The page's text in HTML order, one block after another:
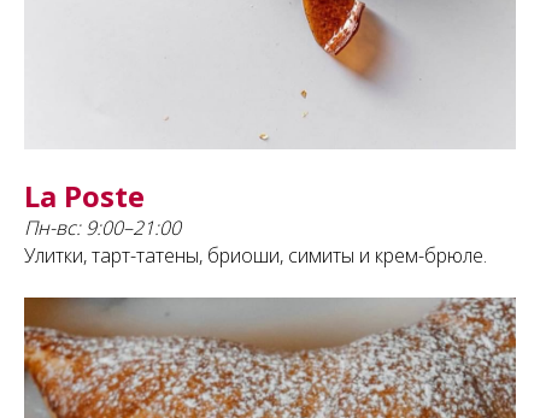
La Poste
Пн-вс: 9:00–21:00
Улитки, тарт-татены, бриоши, симиты и крем-брюле.